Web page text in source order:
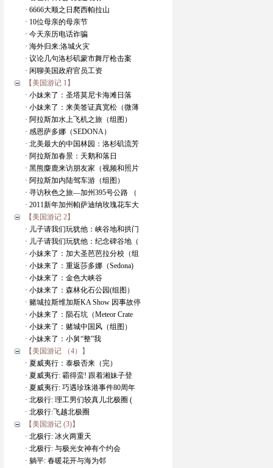
· 6666大顺之日爬西帕拉山
· 10位母亲的母亲节
· 今天亲历电话诈骗
· 海外归来:洛城火灾
· 议论几句洛杉矶蒙市舞厅枪击案
· 闲聊美国政府官员工资
【美国游记 1】
· 小妹来了：圣塔莫尼卡海滩日落
· 小妹来了：来美签证真宽松（微薄
· 阿拉斯加水上飞机之旅（组图）
· 感恩萨多娜（SEDONA）
· 北美最大的中国林园：洛杉矶流芳
· 阿拉斯加春景：天鹅和落日
· 黑熊麋鹿来访朋友家（视频和照片
· 阿拉斯加内陆驾车游（组图）
· 寻访秋色之旅—加州395号公路 （
· 2011新年加州帕萨迪纳玫瑰花车大
【美国游记 2】
· 儿子请我们玩犹他：峡谷地和拱门
· 儿子请我们玩犹他：纪念碑谷地（
· 小妹来了：加大圣芭芭拉分校（组
· 小妹来了：重返莎多娜（Sedona)
· 小妹来了：金色大峡谷
· 小妹来了：森林化石公园(组图）
· 赌城拉斯维加斯KA Show 因事故停
· 小妹来了：陨石坑（Meteor Crate
· 小妹来了：赌城中国风（组图）
· 小妹来了：小舅“整”我
【美国游记 （4）】
· 夏威夷行：泰极否来（完）
· 夏威夷行: 霸得蛮! 跟着湘妹子登
· 夏威夷行: 巧遇珍珠港事件80周年
· 北极行: 理工男们较真儿北极圈 (
· 北极行:飞越北极圈
【美国游记 (3)】
· 北极行: 冰火两重天
· 北极行: 与极光女神有个约会
· 躺平: 春暖花开与海为邻